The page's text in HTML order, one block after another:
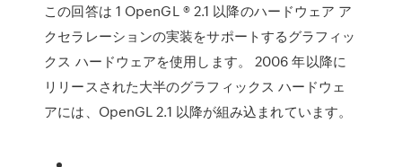
この回答は 1 OpenGL ® 2.1 以降のハードウェア ア
クセラレーションの実装をサポートするグラフィッ
クス ハードウェアを使用します。 2006 年以降に
リリースされた大半のグラフィックス ハードウェ
アには、OpenGL 2.1 以降が組み込まれています。